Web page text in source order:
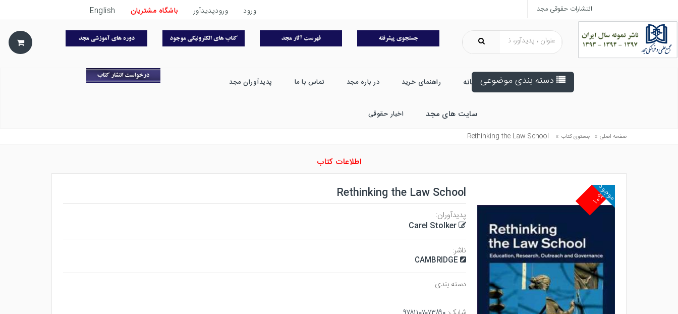
انتشارات حقوقی مجد ورود ورودپدیدآور باشگاه مشتریان English
دسته بندی موضوعی خانه راهنمای خرید در باره مجد تماس با ما پدیدآوران مجد
سایت های مجد اخبار حقوقی
صفحه اصلی » جستوی کتاب »
Rethinking the Law School
اطلاعات کتاب
۱۰%
موجود Rethinking the Law School
پدیدآوران:
Carel Stolker
ناشر:
CAMBRIDGE
دسته بندی: